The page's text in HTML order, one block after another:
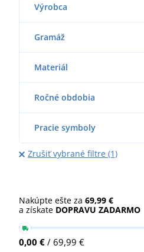
Výrobca
Gramáž
Materiál
Ročné obdobia
Pracie symboly
Zrušiť vybrané filtre (1)
Nakúpte ešte za 69,99 €
a získate DOPRAVU ZADARMO
0,00 € / 69,99 €